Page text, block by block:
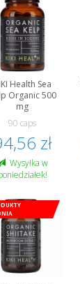
Health Sea
Organic 500
mg
90 caps
zł
Wysyłka w